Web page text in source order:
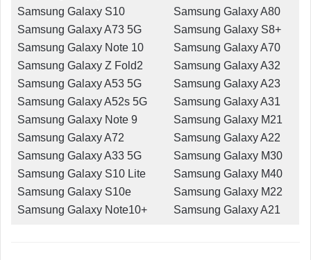
Samsung Galaxy S10
Samsung Galaxy A73 5G
Samsung Galaxy Note 10
Samsung Galaxy Z Fold2
Samsung Galaxy A53 5G
Samsung Galaxy A52s 5G
Samsung Galaxy Note 9
Samsung Galaxy A72
Samsung Galaxy A33 5G
Samsung Galaxy S10 Lite
Samsung Galaxy S10e
Samsung Galaxy Note10+
Samsung Galaxy A80
Samsung Galaxy S8+
Samsung Galaxy A70
Samsung Galaxy A32
Samsung Galaxy A23
Samsung Galaxy A31
Samsung Galaxy M21
Samsung Galaxy A22
Samsung Galaxy M30
Samsung Galaxy M40
Samsung Galaxy M22
Samsung Galaxy A21